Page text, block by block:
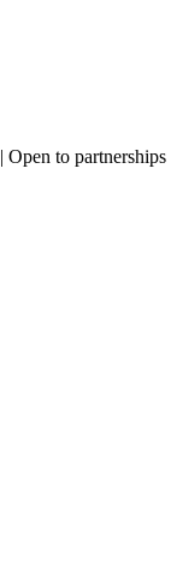
to partnerships